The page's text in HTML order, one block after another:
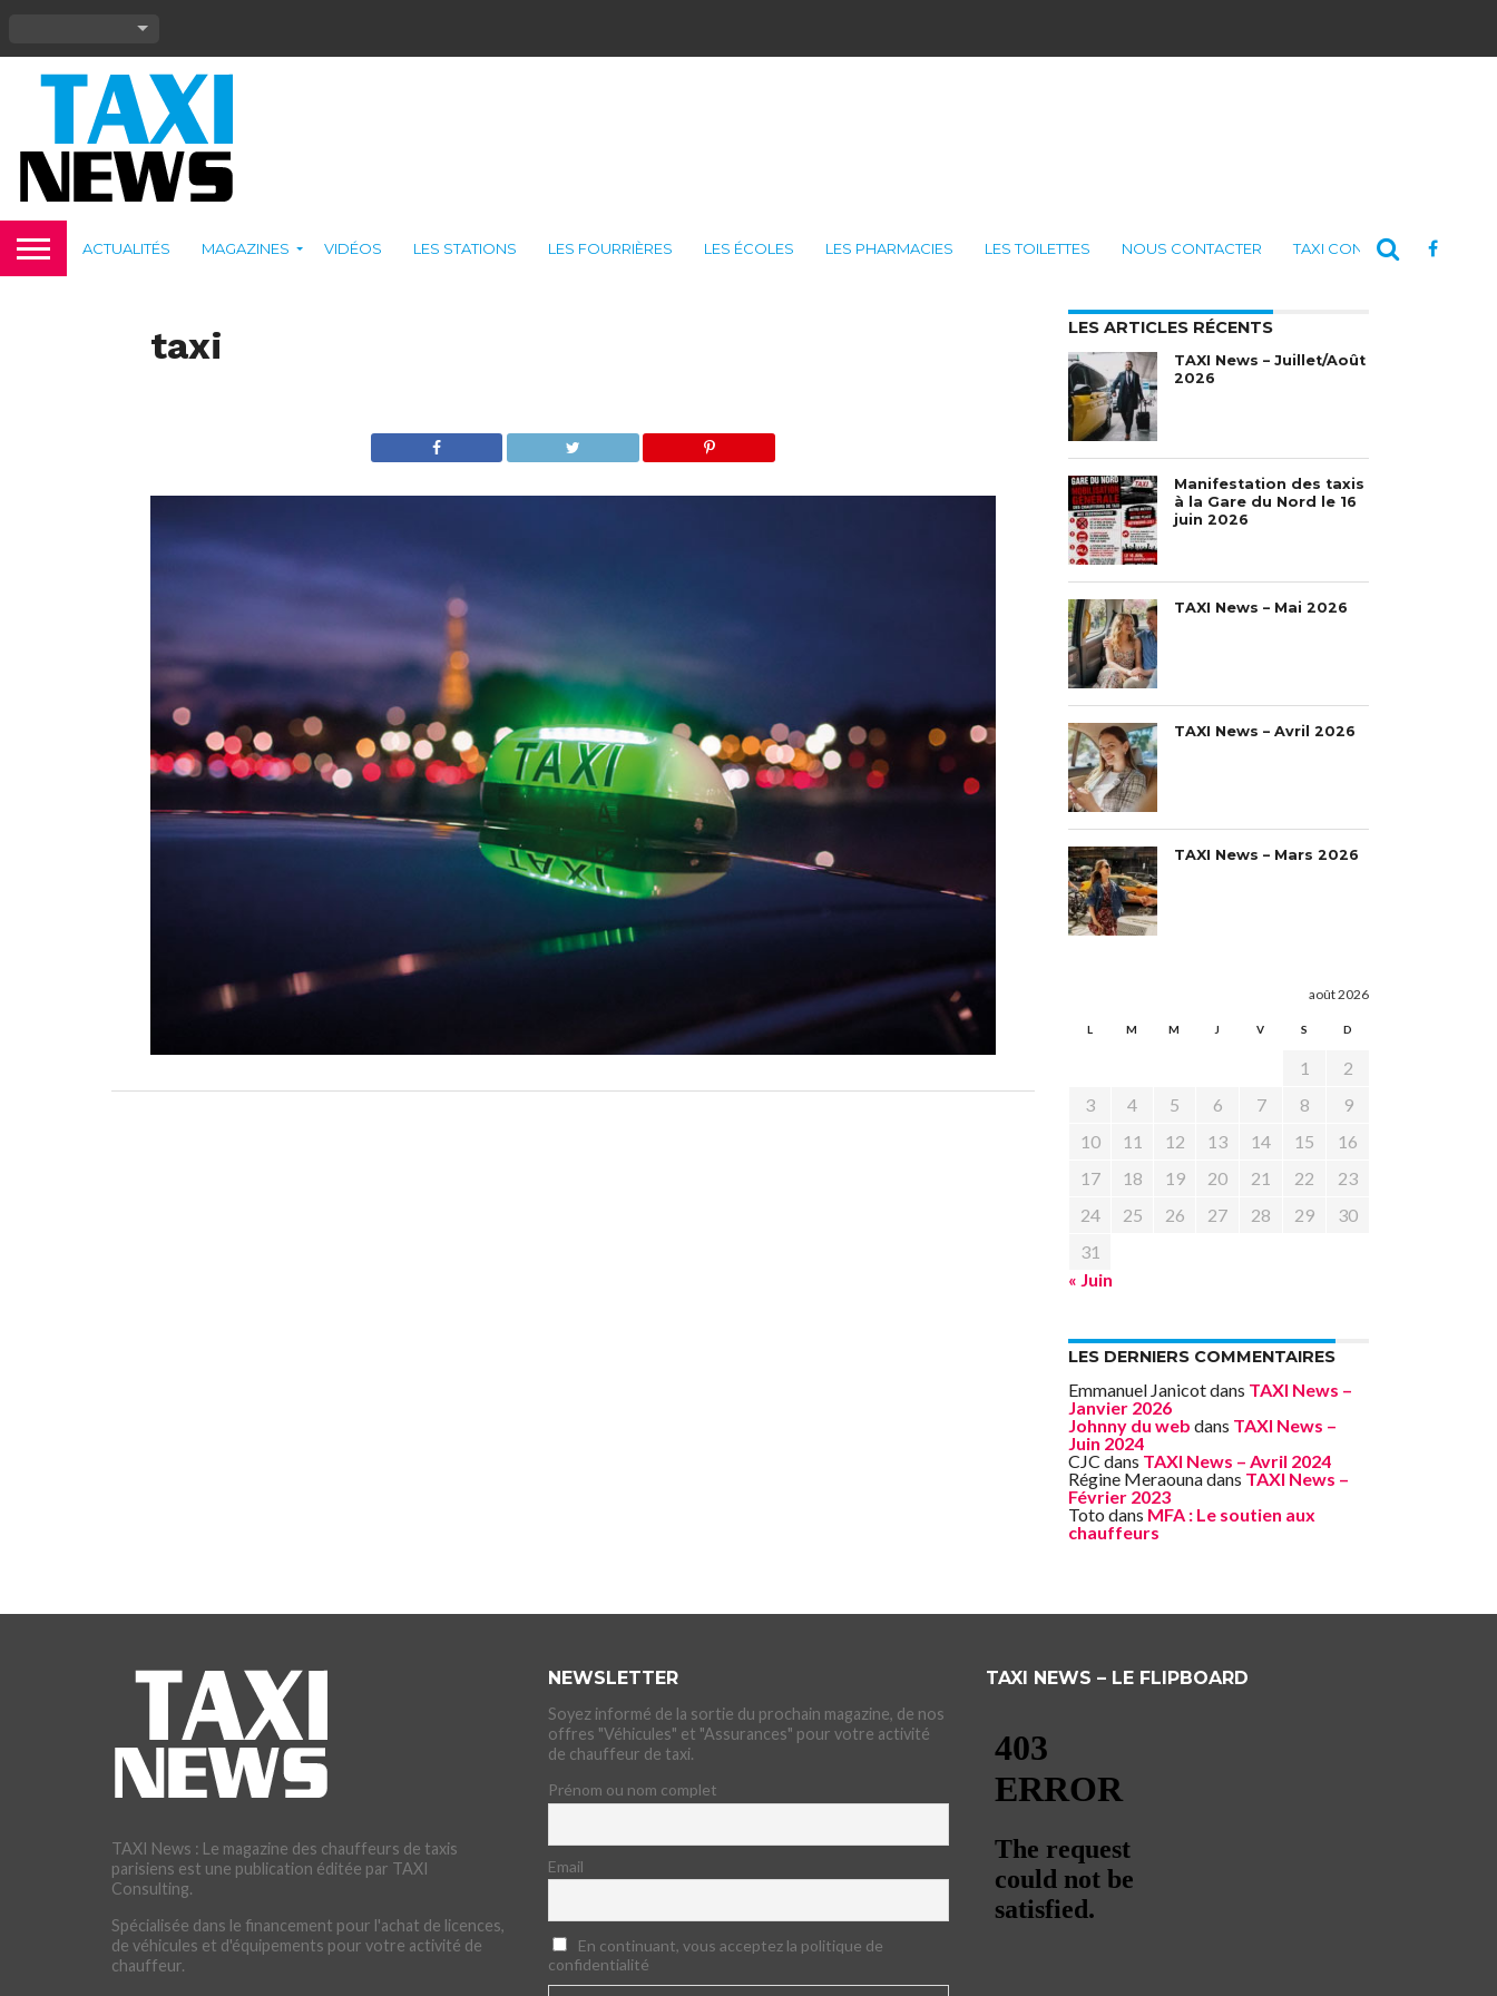
ACTUALITÉS MAGAZINES VIDÉOS LES STATIONS LES FOURRIÈRES LES ÉCOLES LES PHARMACIES LES TOILETTES NOUS CONTACTER TAXI CONSULTING
taxi LES ARTICLES RÉCENTS
TAXI News – Juillet/Août
2026
Manifestation des taxis
à la Gare du Nord le 16
juin 2026
TAXI News – Mai 2026
TAXI News – Avril 2026
TAXI News – Mars 2026
août 2026
L M M J V S D
1
2
3
4 5 6 7 8
9
10
11 12 13 14 15
16
17
18 19 20 21 22
23
24
25 26 27 28 29
30
31
« Juin
LES DERNIERS COMMENTAIRES
Emmanuel Janicotdans TAXI News –
Janvier 2026
Johnny du web dans TAXI News –
Juin 2024
CJC dans TAXI News – Avril 2024
Régine Meraounadans TAXI News –
Février 2023
Toto dans MFA : Le soutien aux
chauffeurs
TAXI News : Le magazine des chauffeurs de taxis
parisiens est une publication éditée par TAXI
Consulting.
Spécialisée dans le financement pour l'achat de licences,
de véhicules et d'équipements pour votre activité de
chauffeur.
NEWSLETTER
Soyez informé de la sortie du prochain magazine, de nos
offres "Véhicules" et "Assurances" pour votre activité
de chauffeur de taxi.
Prénom ou nom complet
Email
En continuant, vous acceptez la politique de
confidentialité
TAXI NEWS – LE FLIPBOARD